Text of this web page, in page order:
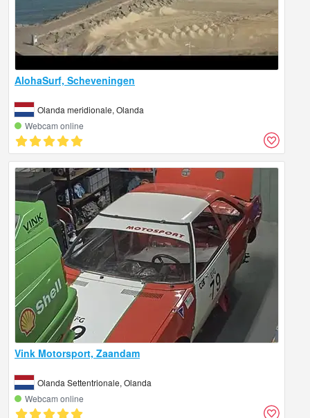
AlohaSurf, Scheveningen
Olanda meridionale, Olanda
Webcam online
Vink Motorsport, Zaandam
Olanda Settentrionale, Olanda
Webcam online